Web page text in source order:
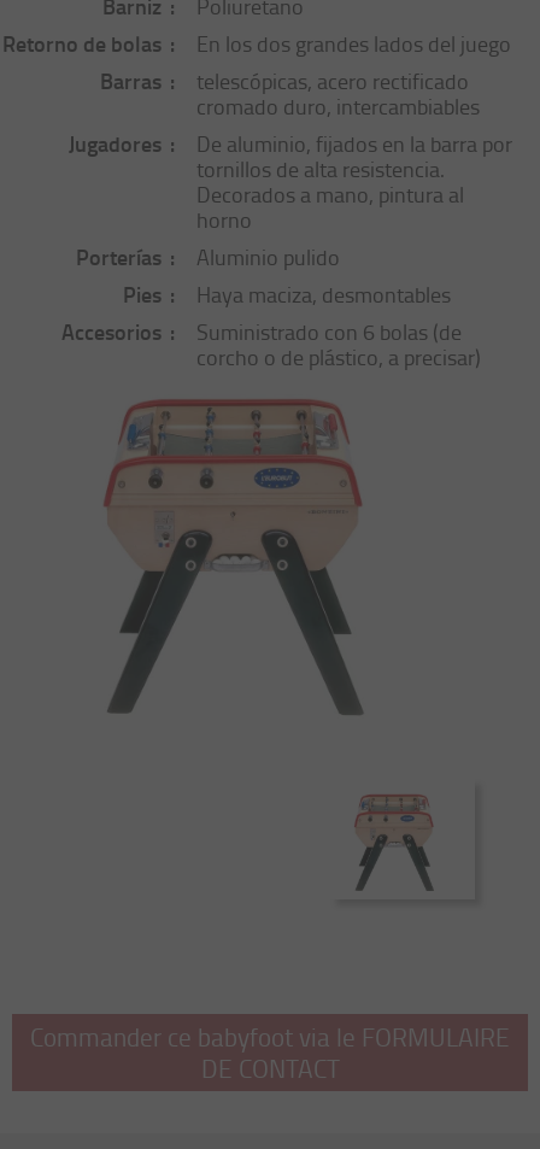
Poliuretano
Retorno de bolas En los dos grandes lados del juego
Barras
telescópicas, acero rectificado
cromado duro, intercambiables
Jugadores
De aluminio, fijados en la barra por
tornillos de alta resistencia.
Decorados a mano, pintura al
horno
Porterías Aluminio pulido
Pies Haya maciza, desmontables
Accesorios
Suministrado con 6 bolas (de
corcho o de plástico, a precisar)
Commander ce babyfoot via le FORMULAIRE
DE CONTACT